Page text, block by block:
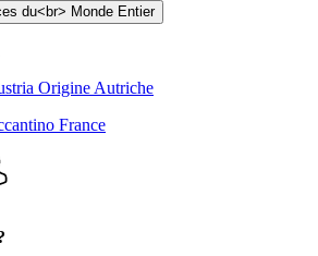
Origine Autriche